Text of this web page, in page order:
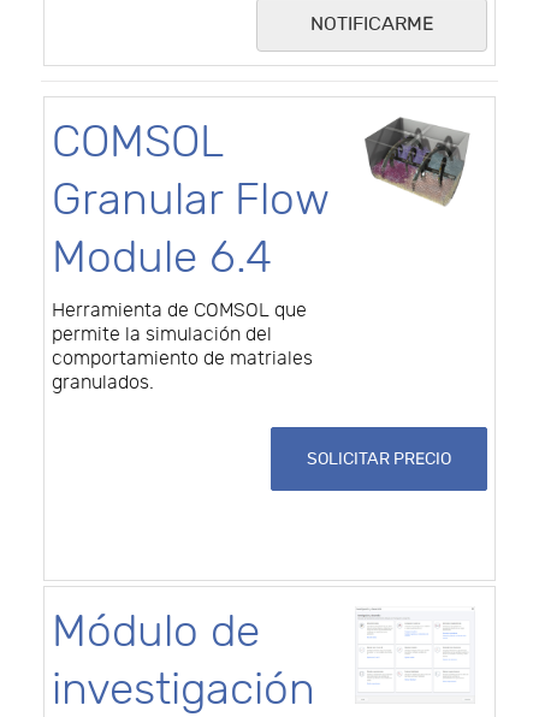
NOTIFICARME
COMSOL
Granular Flow
Module 6.4
Herramienta de COMSOL que
permite la simulación del
comportamiento de matriales
granulados.
SOLICITAR PRECIO
Módulo de
investigación